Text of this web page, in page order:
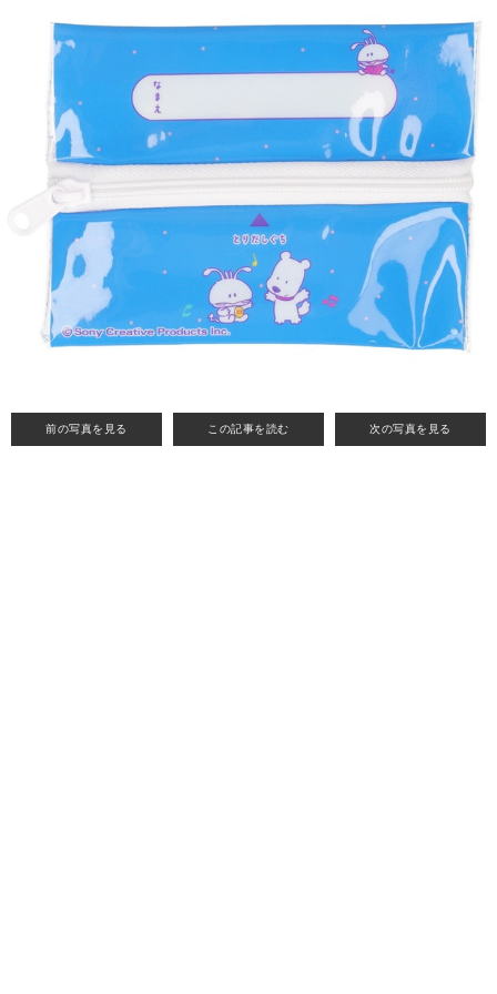
前の写真を見る この記事を読む 次の写真を見る